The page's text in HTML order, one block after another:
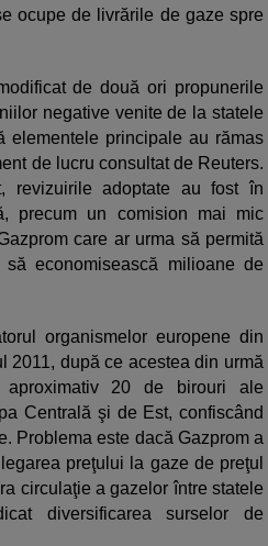
ocupe de livrările de gaze spre
de două ori propunerile
negative venite de la statele
elementele principale au rămas
de lucru consultat de Reuters.
revizuirile adoptate au fost în
precum un comision mai mic
care ar urma să permită
economisească milioane de
organismelor europene din
2011, după ce acestea din urmă
20 de birouri ale
Centrală şi de Est, confiscând
Problema este dacă Gazprom a
preţului la gaze de preţul
circulaţie a gazelor între statele
diversificarea surselor de